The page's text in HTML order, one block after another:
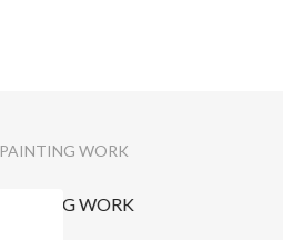
PAINTING WORK